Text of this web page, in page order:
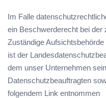
Im Falle
ein Beschwerderecht bei der
Zuständige
ist der
dem unser Unternehmen
Datenschutzbeauftragten
folgendem Link entnommen